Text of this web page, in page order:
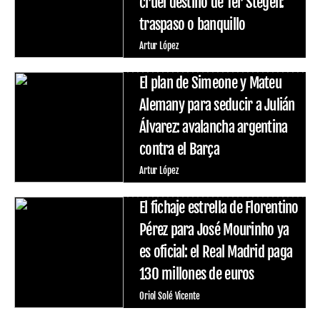
traspaso o banquillo
Artur López
El plan de Simeone y Mateu
Alemany para seducir a Julián
Álvarez: avalancha argentina
contra el Barça
Artur López
El fichaje estrella de Florentino
Pérez para José Mourinho ya
es oficial: el Real Madrid paga
130 millones de euros
Oriol Solé Vicente